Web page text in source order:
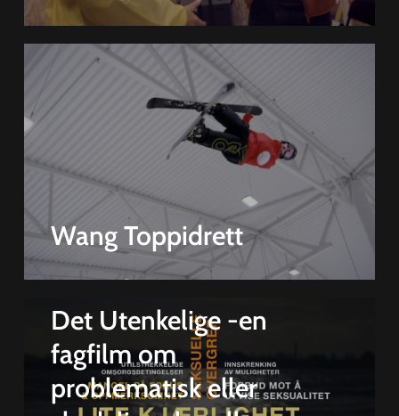
Wang Toppidrett
Det Utenkelige -en
fagfilm om
problematisk eller